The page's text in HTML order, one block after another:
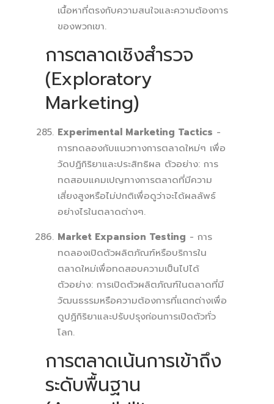
เนื้อหาที่ตรงกับความสนใจและความต้องการ
ของพวกเขา.
การตลาดเชิงสำรวจ
(Exploratory
Marketing)
Experimental Marketing Tactics -
การทดลองกับแนวทางการตลาดใหม่ๆ เพื่อ
วัดปฏิกิริยาและประสิทธิผล ตัวอย่าง: การ
ทดสอบแคมเปญทางการตลาดที่มีความ
เสี่ยงสูงหรือไม่ปกติเพื่อดูว่าจะได้ผลลัพธ์
อย่างไรในตลาดต่างๆ.
Market Expansion Testing - การ
ทดลองเปิดตัวผลิตภัณฑ์หรือบริการใน
ตลาดใหม่เพื่อทดสอบความเป็นไปได้
ตัวอย่าง: การเปิดตัวผลิตภัณฑ์ในตลาดที่มี
วัฒนธรรมหรือความต้องการที่แตกต่างเพื่อ
ดูปฏิกิริยาและปรับปรุงก่อนการเปิดตัวทั่ว
โลก.
การตลาดเน้นการเข้าถึง
ระดับพื้นฐาน